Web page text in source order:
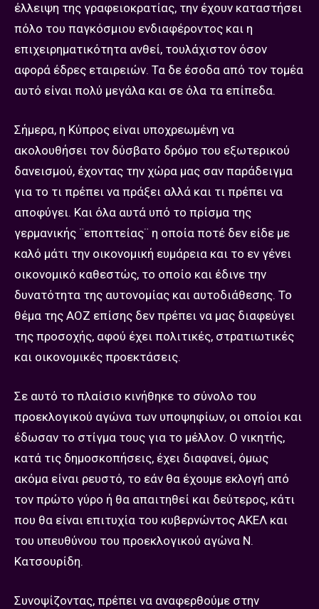
έλλειψη της γραφειοκρατίας, την έχουν καταστήσει
πόλο του παγκόσμιου ενδιαφέροντος και η
επιχειρηματικότητα ανθεί, τουλάχιστον όσον
αφορά έδρες εταιρειών. Τα δε έσοδα από τον τομέα
αυτό είναι πολύ μεγάλα και σε όλα τα επίπεδα.
Σήμερα, η Κύπρος είναι υποχρεωμένη να
ακολουθήσει τον δύσβατο δρόμο του εξωτερικού
δανεισμού, έχοντας την χώρα μας σαν παράδειγμα
για το τι πρέπει να πράξει αλλά και τι πρέπει να
αποφύγει. Και όλα αυτά υπό το πρίσμα της
γερμανικής ¨εποπτείας¨ η οποία ποτέ δεν είδε με
καλό μάτι την οικονομική ευμάρεια και το εν γένει
οικονομικό καθεστώς, το οποίο και έδινε την
δυνατότητα της αυτονομίας και αυτοδιάθεσης. Το
θέμα της ΑΟΖ επίσης δεν πρέπει να μας διαφεύγει
της προσοχής, αφού έχει πολιτικές, στρατιωτικές
και οικονομικές προεκτάσεις.
Σε αυτό το πλαίσιο κινήθηκε το σύνολο του
προεκλογικού αγώνα των υποψηφίων, οι οποίοι και
έδωσαν το στίγμα τους για το μέλλον. Ο νικητής,
κατά τις δημοσκοπήσεις, έχει διαφανεί, όμως
ακόμα είναι ρευστό, το εάν θα έχουμε εκλογή από
τον πρώτο γύρο ή θα απαιτηθεί και δεύτερος, κάτι
που θα είναι επιτυχία του κυβερνώντος ΑΚΕΛ και
του υπευθύνου του προεκλογικού αγώνα Ν.
Κατσουρίδη.
Συνοψίζοντας, πρέπει να αναφερθούμε στην